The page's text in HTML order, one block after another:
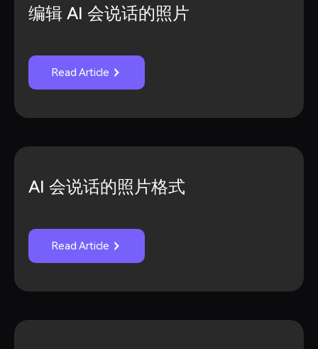
编辑 AI 会说话的照片
Read Article
AI 会说话的照片格式
Read Article